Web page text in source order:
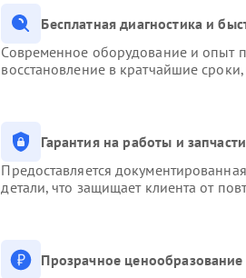
Бесплатная диагностика и
Современное оборудование и опыт
восстановление в кратчайшие
Гарантия на работы и запчасти
Предоставляется
детали, что защищает клиента от
Прозрачное ценообразование